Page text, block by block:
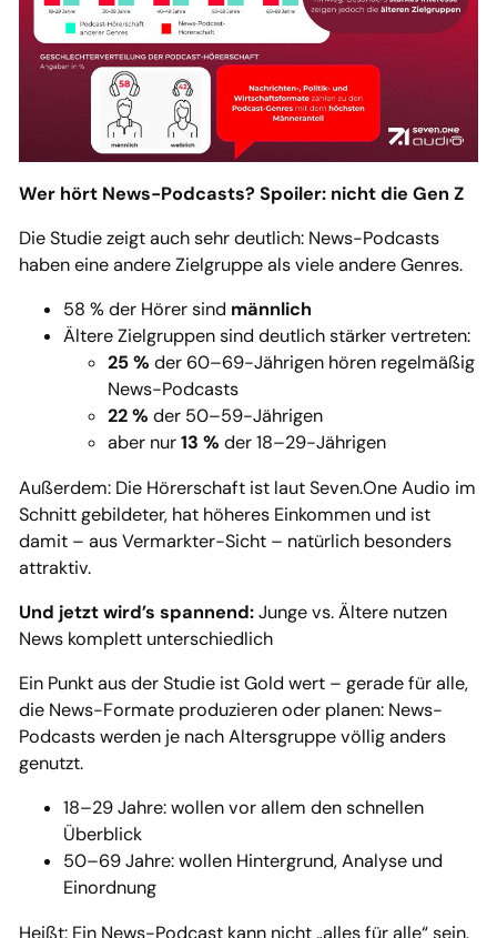
Wer hört News-Podcasts? Spoiler: nicht die Gen Z
Die Studie zeigt auch sehr deutlich: News-Podcasts
haben eine andere Zielgruppe als viele andere Genres.
58 % der Hörer sind männlich
Ältere Zielgruppen sind deutlich stärker vertreten:
25 % der 60–69-Jährigen hören regelmäßig
News-Podcasts
22 % der 50–59-Jährigen
aber nur13 % der 18–29-Jährigen
Außerdem: Die Hörerschaft ist laut Seven.One Audio im
Schnitt gebildeter, hat höheres Einkommen und ist
damit – aus Vermarkter-Sicht – natürlich besonders
attraktiv.
Und jetzt wird’s spannend:Junge vs. Ältere nutzen
News komplett unterschiedlich
Ein Punkt aus der Studie ist Gold wert – gerade für alle,
die News-Formate produzieren oder planen: News-
Podcasts werden je nach Altersgruppe völlig anders
genutzt.
18–29 Jahre: wollen vor allem den schnellen
Überblick
50–69 Jahre: wollen Hintergrund, Analyse und
Einordnung
Heißt: Ein News-Podcast kann nicht „alles für alle“ sein.